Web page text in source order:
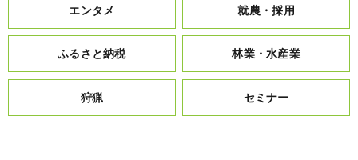
エンタメ 就農・採用
ふるさと納税 林業・水産業
狩猟 セミナー